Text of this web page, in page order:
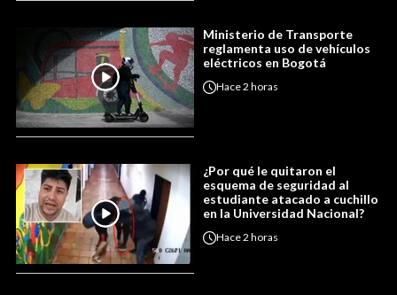
Ministerio de Transporte
reglamenta uso de vehículos
eléctricos en Bogotá
Hace2 horas
¿Por qué le quitaron el
esquema de seguridad al
estudiante atacado a cuchillo
en la Universidad Nacional?
Hace2 horas